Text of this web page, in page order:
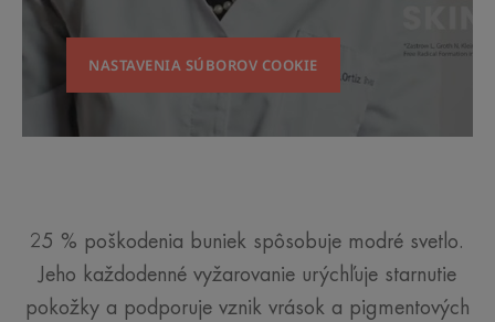
NASTAVENIA SÚBOROV COOKIE
25 % poškodenia buniek spôsobuje modré svetlo.
Jeho každodenné vyžarovanie urýchľuje starnutie
pokožky a podporuje vznik vrások a pigmentových